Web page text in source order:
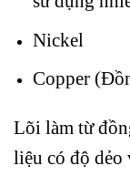
Nickel
Copper
Lõi làm từ
liệu có độ dẻo